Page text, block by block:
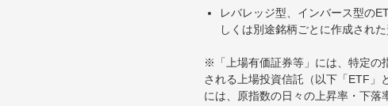
レバレッジ型、インバース型の
しくは別途銘柄ごとに作成され
※「上場有価証券等」には、特定の
される上場投資信託（以下「ETF」
には、原指数の日々の上昇率・下落